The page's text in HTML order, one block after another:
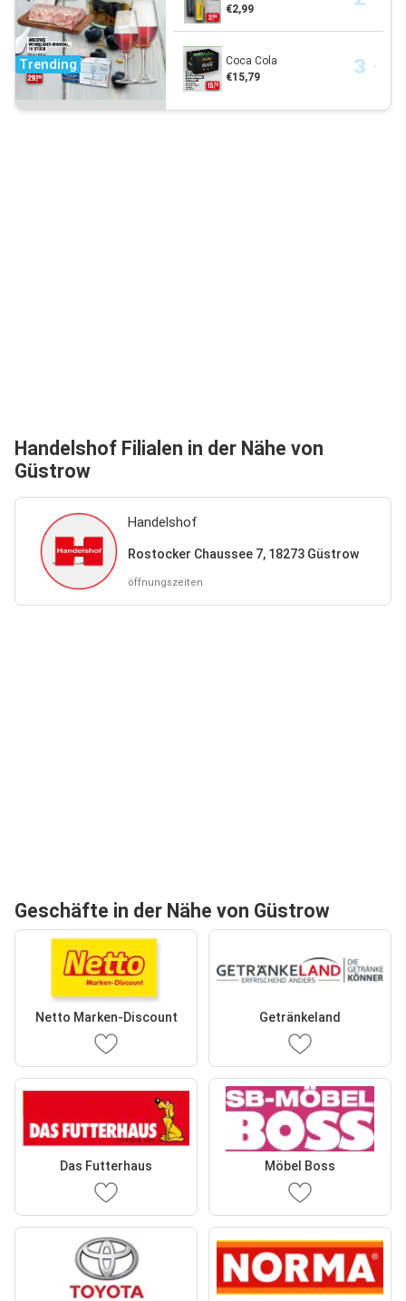
Trending
€2,99
Coca Cola
€15,79
Handelshof Filialen in der Nähe von
Güstrow
Handelshof
Rostocker Chaussee 7, 18273 Güstrow
öffnungszeiten
Geschäfte in der Nähe von Güstrow
Netto Marken-Discount Getränkeland
Das Futterhaus Möbel Boss